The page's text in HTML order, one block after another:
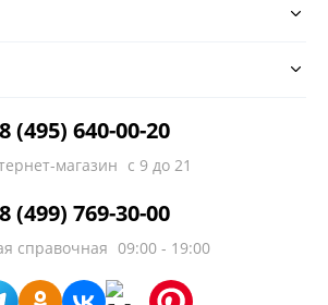
8 (495) 640-00-20
магазин с 9 до 21
8 (499) 769-30-00
справочная 09:00 - 19:00